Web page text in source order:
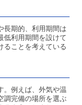
長期的、利用期間は
低利用期間を設けて
ることを考えている
例えば、外気や温
調完備の場所を選ぶ